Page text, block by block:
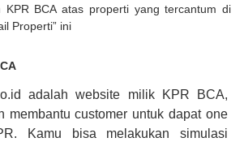
KPR BCA atas properti yang tercantum di
Properti” ini
adalah website milik KPR BCA,
membantu customer untuk dapat one
Kamu bisa melakukan simulasi